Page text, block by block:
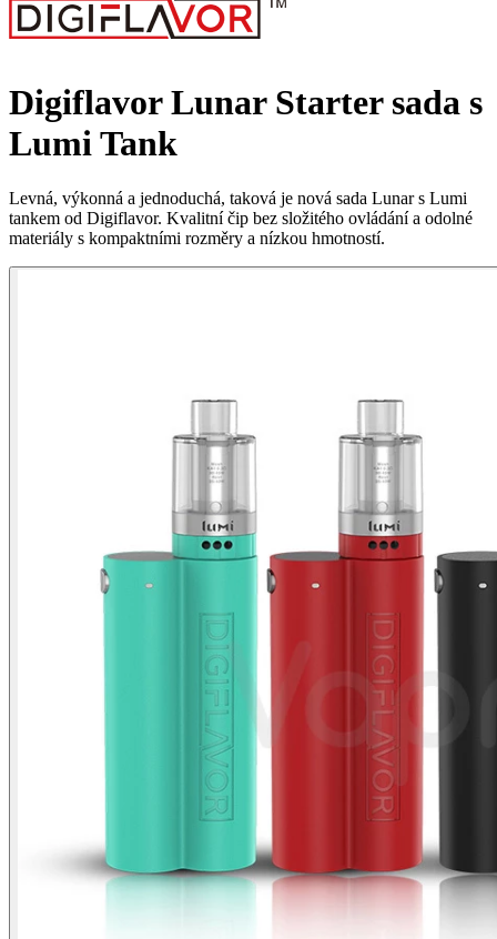
Digiflavor Lunar Starter sada s
Lumi Tank
Levná, výkonná a jednoduchá, taková je nová sada Lunar s Lumi
tankem od Digiflavor. Kvalitní čip bez složitého ovládání a odolné
materiály s kompaktními rozměry a nízkou hmotností.